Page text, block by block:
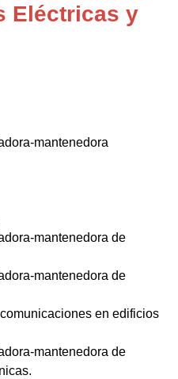
Eléctricas y
mantenedora
mantenedora de
mantenedora de
en edificios
mantenedora de